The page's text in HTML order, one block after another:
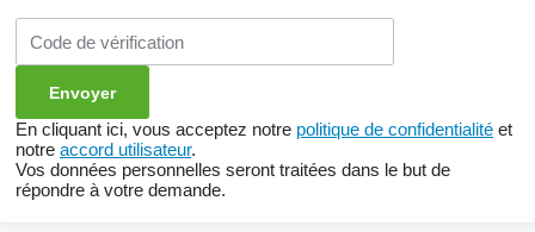
En cliquant ici, vous acceptez notre politique de confidentialité et
notre accord utilisateur.
Vos données personnelles seront traitées dans le but de
répondre à votre demande.